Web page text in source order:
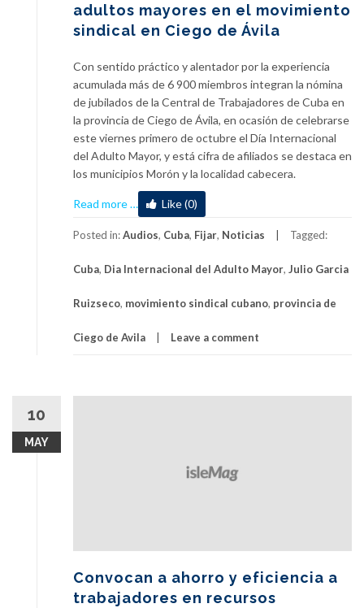
adultos mayores en el movimiento
sindical en Ciego de Ávila
Con sentido práctico y alentador por la experiencia
acumulada más de 6 900 miembros integran la nómina
de jubilados de la Central de Trabajadores de Cuba en
la provincia de Ciego de Ávila, en ocasión de celebrarse
este viernes primero de octubre el Día Internacional
del Adulto Mayor, y está cifra de afiliados se destaca en
los municipios Morón y la localidad cabecera.
Read more
about
Destacan
protagonismo
los
mayores
el
en
… Like (0)
Posted in:Audios, Cuba, Fijar, Noticias Tagged:
Cuba, Dia Internacional del Adulto Mayor, Julio Garcia
Ruizseco, movimiento sindical cubano, provincia de
Ciego de Avila Leave a comment
10
MAY
Convocan a ahorro y eficiencia a
trabajadores en recursos